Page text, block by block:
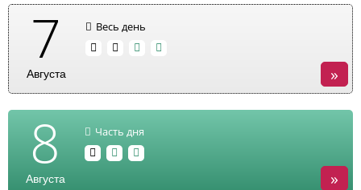
7
Августа
Весь день
»
8
Августа
Часть дня
»